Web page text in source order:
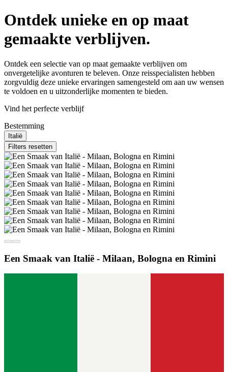
Ontdek unieke en op maat
gemaakte verblijven.
Ontdek een selectie van op maat gemaakte verblijven om
onvergetelijke avonturen te beleven. Onze reisspecialisten hebben
zorgvuldig deze unieke ervaringen samengesteld om aan uw wensen
te voldoen en u uitzonderlijke momenten te bieden.
Vind het perfecte verblijf
Bestemming
Italië
Filters resetten
Een Smaak van Italië - Milaan, Bologna en Rimini